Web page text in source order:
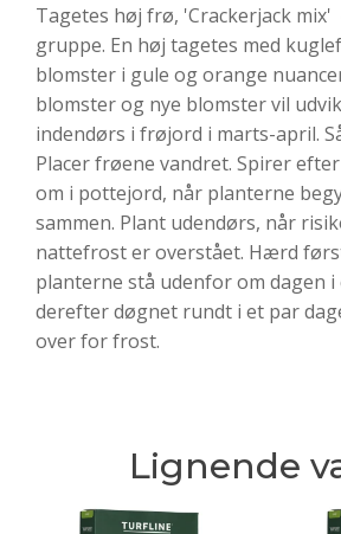
Tagetes høj frø, 'Crackerjack
gruppe. En høj tagetes med
blomster i gule og orange
blomster og nye blomster vil
indendørs i frøjord i marts-april.
Placer frøene vandret. Spirer
om i pottejord, når planterne
sammen. Plant udendørs, når
nattefrost er overstået. Hærd
planterne stå udenfor om dagen
derefter døgnet rundt i et par
over for frost.
Lignende